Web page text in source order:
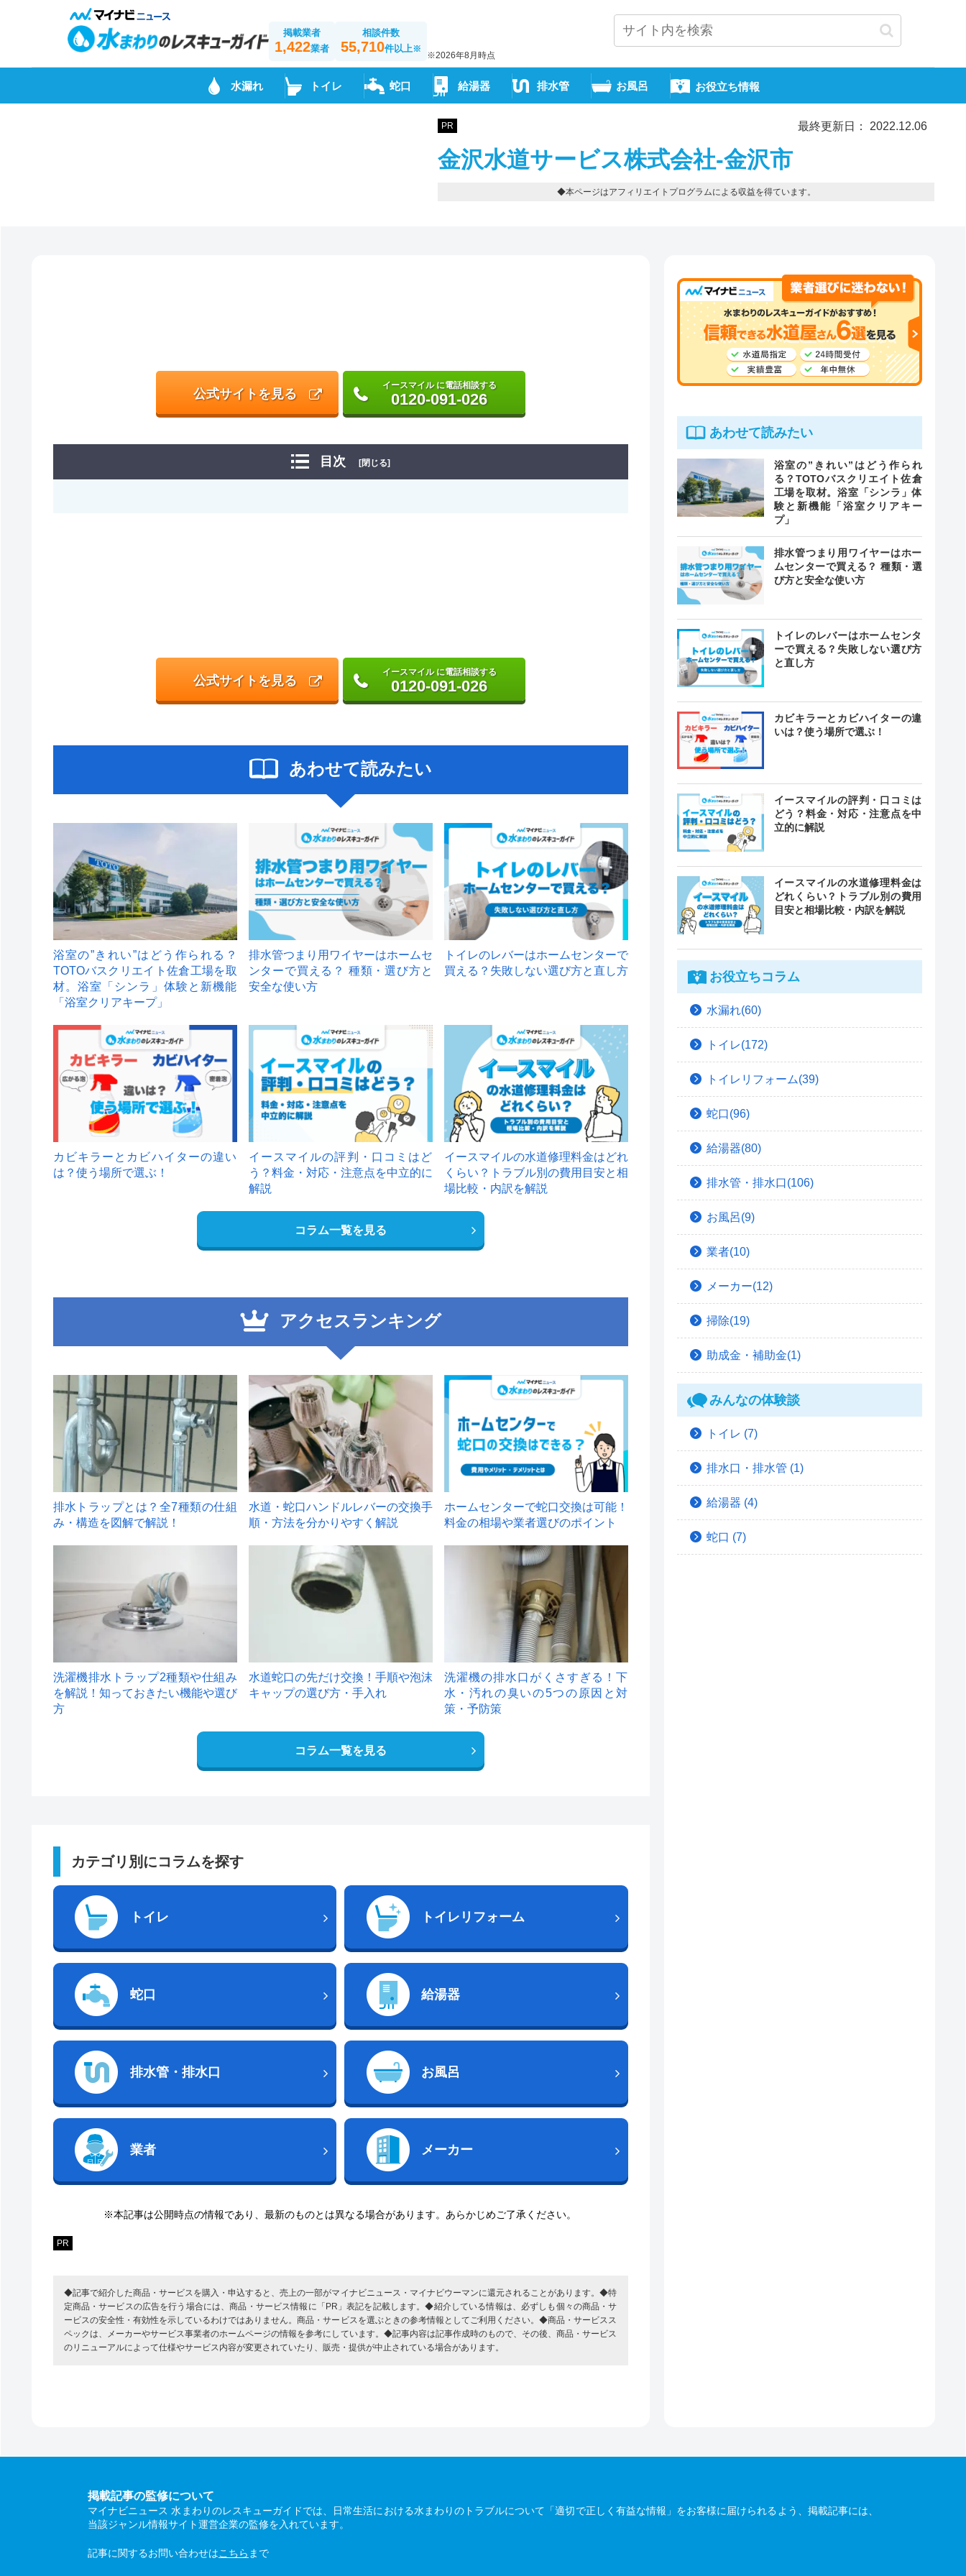
掲載業者
1,422業者
相談件数
55,710件以上※
※2026年8月時点
水漏れ トイレ 蛇口 給湯器 排水管 お風呂 お役立ち情報
PR 最終更新日： 2022.12.06
金沢水道サービス株式会社-金沢市
◆本ページはアフィリエイトプログラムによる収益を得ています。
公式サイトを見る
イースマイル に電話相談する
0120-091-026
目次 [閉じる]
公式サイトを見る
イースマイル に電話相談する
0120-091-026
あわせて読みたい
浴室の”きれい”はどう作られる？
TOTOバスクリエイト佐倉工場を取
材。浴室「シンラ」体験と新機能
「浴室クリアキープ」
排水管つまり用ワイヤーはホームセ
ンターで買える？ 種類・選び方と
安全な使い方
トイレのレバーはホームセンターで
買える？失敗しない選び方と直し方
カビキラーとカビハイターの違い
は？使う場所で選ぶ！
イースマイルの評判・口コミはど
う？料金・対応・注意点を中立的に
解説
イースマイルの水道修理料金はどれ
くらい？トラブル別の費用目安と相
場比較・内訳を解説
コラム一覧を見る
アクセスランキング
1
排水トラップとは？全7種類の仕組
み・構造を図解で解説！
2
水道・蛇口ハンドルレバーの交換手
順・方法を分かりやすく解説
ホームセンターで蛇口交換は可能！
料金の相場や業者選びのポイント
洗濯機排水トラップ2種類や仕組み
を解説！知っておきたい機能や選び
方
水道蛇口の先だけ交換！手順や泡沫
キャップの選び方・手入れ
洗濯機の排水口がくさすぎる！下
水・汚れの臭いの5つの原因と対
策・予防策
コラム一覧を見る
カテゴリ別にコラムを探す
トイレ トイレリフォーム
蛇口 給湯器
排水管・排水口 お風呂
業者 メーカー
※本記事は公開時点の情報であり、最新のものとは異なる場合があります。あらかじめご了承ください。
PR
◆記事で紹介した商品・サービスを購入・申込すると、売上の一部がマイナビニュース・マイナビウーマンに還元されることがあります。◆特
定商品・サービスの広告を行う場合には、商品・サービス情報に「PR」表記を記載します。◆紹介している情報は、必ずしも個々の商品・サ
ービスの安全性・有効性を示しているわけではありません。商品・サービスを選ぶときの参考情報としてご利用ください。◆商品・サービスス
ペックは、メーカーやサービス事業者のホームページの情報を参考にしています。◆記事内容は記事作成時のもので、その後、商品・サービス
のリニューアルによって仕様やサービス内容が変更されていたり、販売・提供が中止されている場合があります。
あわせて読みたい
浴室の”きれい”はどう作られ
る？TOTOバスクリエイト佐倉
工場を取材。浴室「シンラ」体
験と新機能「浴室クリアキー
プ」
排水管つまり用ワイヤーはホー
ムセンターで買える？ 種類・選
び方と安全な使い方
トイレのレバーはホームセンタ
ーで買える？失敗しない選び方
と直し方
カビキラーとカビハイターの違
いは？使う場所で選ぶ！
イースマイルの評判・口コミは
どう？料金・対応・注意点を中
立的に解説
イースマイルの水道修理料金は
どれくらい？トラブル別の費用
目安と相場比較・内訳を解説
お役立ちコラム
水漏れ(60)
トイレ(172)
トイレリフォーム(39)
蛇口(96)
給湯器(80)
排水管・排水口(106)
お風呂(9)
業者(10)
メーカー(12)
掃除(19)
助成金・補助金(1)
みんなの体験談
トイレ (7)
排水口・排水管 (1)
給湯器 (4)
蛇口 (7)
掲載記事の監修について
マイナビニュース 水まわりのレスキューガイドでは、日常生活における水まわりのトラブルについて「適切で正しく有益な情報」をお客様に届けられるよう、掲載記事には、
当該ジャンル情報サイト運営企業の監修を入れています。
記事に関するお問い合わせはこちら まで